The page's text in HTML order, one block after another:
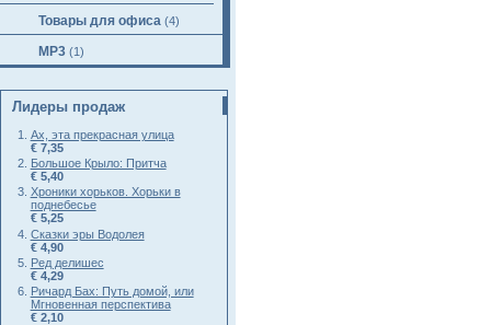
Товары для офиса (4)
MP3 (1)
Лидеры продаж
Ах, эта прекрасная улица
€ 7,35
Большое Крыло: Притча
€ 5,40
Хроники хорьков. Хорьки в
поднебесье
€ 5,25
Сказки эры Водолея
€ 4,90
Ред делишес
€ 4,29
Ричард Бах: Путь домой, или
Мгновенная перспектива
€ 2,10